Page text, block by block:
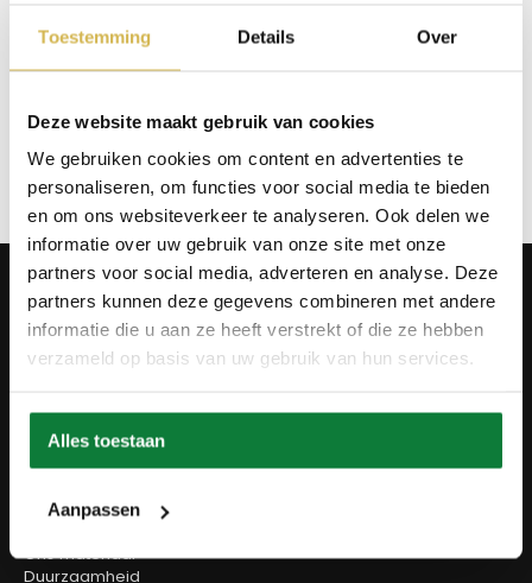
Toestemming Details Over
Deze website maakt gebruik van cookies
We gebruiken cookies om content en advertenties te
personaliseren, om functies voor social media te bieden
en om ons websiteverkeer te analyseren. Ook delen we
informatie over uw gebruik van onze site met onze
partners voor social media, adverteren en analyse. Deze
partners kunnen deze gegevens combineren met andere
informatie die u aan ze heeft verstrekt of die ze hebben
verzameld op basis van uw gebruik van hun services.
Alles toestaan
Aanpassen
In winkelmand
Op verlanglijstje
Producten
Tafels
Wanddecoratie
Tv-meubels
Olie en onderhoud
Over ons
Wie zijn wij?
Ons materiaal
Duurzaamheid